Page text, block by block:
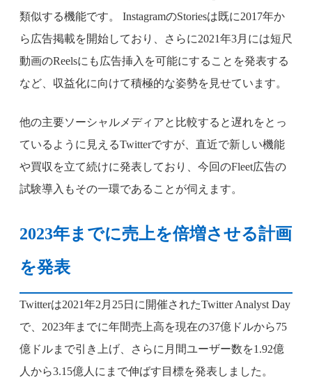
類似する機能です。 InstagramのStoriesは既に2017年か
ら広告掲載を開始しており、さらに2021年3月には短尺
動画のReelsにも広告挿入を可能にすることを発表する
など、収益化に向けて積極的な姿勢を見せています。
他の主要ソーシャルメディアと比較すると遅れをとっ
ているように見えるTwitterですが、直近で新しい機能
や買収を立て続けに発表しており、今回のFleet広告の
試験導入もその一環であることが伺えます。
2023年までに売上を倍増させる計画
を発表
Twitterは2021年2月25日に開催されたTwitter Analyst Day
で、2023年までに年間売上高を現在の37億ドルから75
億ドルまで引き上げ、さらに月間ユーザー数を1.92億
人から3.15億人にまで伸ばす目標を発表しました。